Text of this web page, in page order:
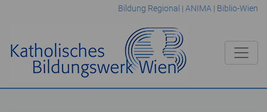
Bildung Regional | ANIMA | Biblio-Wien